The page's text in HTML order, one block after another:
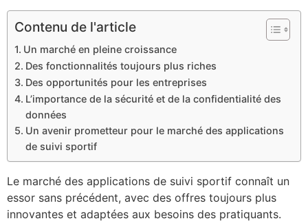
Contenu de l'article
Un marché en pleine croissance
Des fonctionnalités toujours plus riches
Des opportunités pour les entreprises
L’importance de la sécurité et de la confidentialité des
données
Un avenir prometteur pour le marché des applications
de suivi sportif
Le marché des applications de suivi sportif connaît un
essor sans précédent, avec des offres toujours plus
innovantes et adaptées aux besoins des pratiquants.